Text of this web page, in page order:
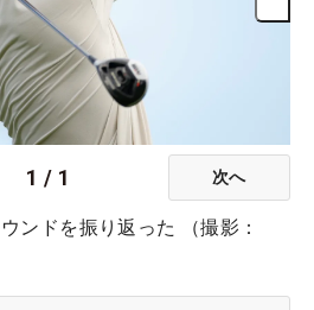
1 / 1 次へ
ンドを振り返った （撮影：